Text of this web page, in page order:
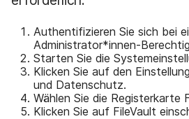
Authentifizieren Sie sich bei
Administrator*innen-
Starten Sie die
Klicken Sie auf den
und Datenschutz.
Wählen Sie die Registerkarte
Klicken Sie auf FileVault